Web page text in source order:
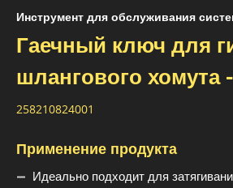
Инструмент для обслуживания
Гаечный ключ для
шлангового хомута
258210824001
Применение продукта
Идеально подходит для